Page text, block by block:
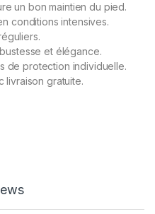
un bon maintien du pied.
conditions intensives.
et élégance.
de protection individuelle.
livraison gratuite.